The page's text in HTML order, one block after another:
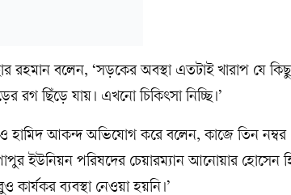
রহমান বলেন, ‘সড়কের অবস্থা এতটাই খারাপ যে
ছিঁড়ে যায়। এখনো চিকিৎসা নিচ্ছি।’
ও হামিদ আকন্দ অভিযোগ করে বলেন, কাজে তিন নম্বর
ইউনিয়ন পরিষদের চেয়ারম্যান আনোয়ার হোসেন
ব্যবস্থা নেওয়া হয়নি।’